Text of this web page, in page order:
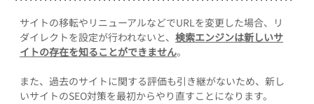
サイトの移転やリニューアルなどでURLを変更した場合、リ
ダイレクトを設定が行われないと、 検索エンジンは新しいサ
イトの存在を知ることができません。
また、過去のサイトに関する評価も引き継がないため、新し
いサイトのSEO対策を最初からやり直すことになります。